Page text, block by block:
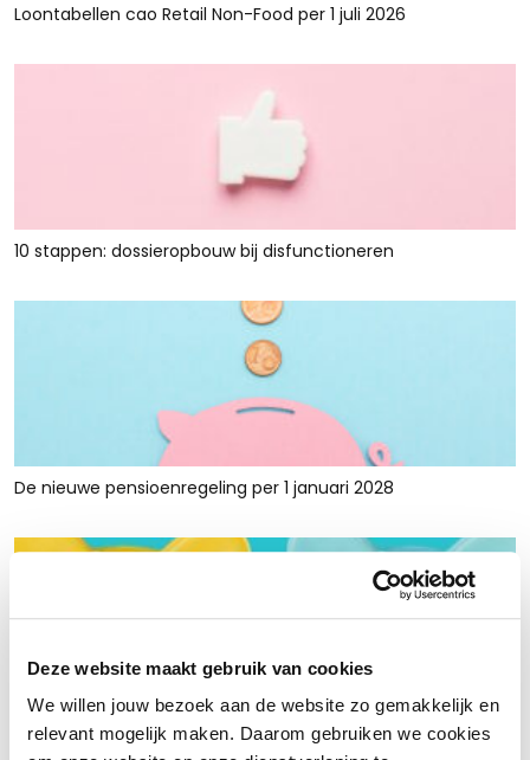
Deze website maakt gebruik van cookies
We willen jouw bezoek aan de website zo gemakkelijk en
relevant mogelijk maken. Daarom gebruiken we cookies
Loontabellen cao Retail Non-Food per 1 juli 2026
10 stappen: dossieropbouw bij disfunctioneren
De nieuwe pensioenregeling per 1 januari 2028
Rust en ruimte met werkkapitaalfinanciering: voor retailers
die tijdelijk krap zitten